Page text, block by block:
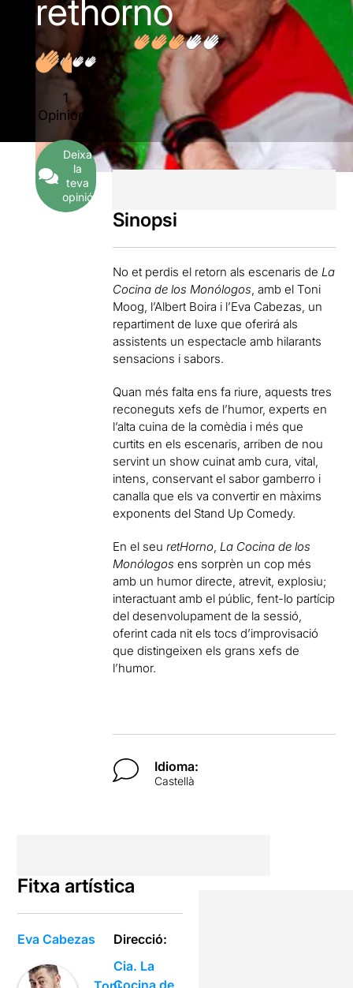
rethorno
1
Opinions
Deixa
la
teva
opinió
Sinopsi
No et perdis el retorn als escenaris deLa
Cocina de los Monólogos, amb el Toni
Moog, l’Albert Boira i l’Eva Cabezas, un
repartiment de luxe que oferirá als
assistents un espectacle amb hilarants
sensacions i sabors.
Quan més falta ens fa riure, aquests tres
reconeguts xefs de l’humor, experts en
l’alta cuina de la comèdia i més que
curtits en els escenaris, arriben de nou
servint un show cuinat amb cura, vital,
intens, conservant el sabor gamberro i
canalla que els va convertir en màxims
exponents del Stand Up Comedy.
En el seuretHorno,La Cocina de los
Monólogos ens sorprèn un cop més
amb un humor directe, atrevit, explosiu;
interactuant amb el públic, fent-lo partícip
del desenvolupament de la sessió,
oferint cada nit els tocs d’improvisació
que distingeixen els grans xefs de
l’humor.
Idioma:
Castellà
Fitxa artística
Eva Cabezas
Direcció:
Cia. La
Cocina de